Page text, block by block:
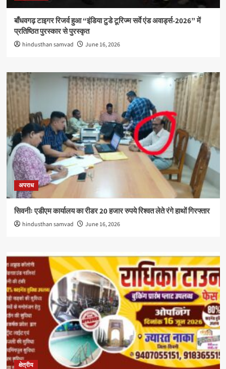
बाँधवगढ़ टाइगर रिजर्व हुआ “इंडिया टुडे टूरिज्म सर्वे एंड अवार्ड्स-2026” में
प्रतिष्ठित पुरस्कार से पुरस्कृत
hindusthan samvad June 16, 2026
अपराध
सिवनीः एडीएम कार्यालय का रीडर 20 हजार रुपये रिश्वत लेते रंगे हाथों गिरफ्तार
hindusthan samvad June 16, 2026
क्षेत्रीय